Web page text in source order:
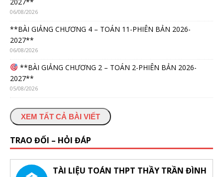
06/08/2026
**BÀI GIẢNG CHƯƠNG 4 – TOÁN 11-PHIÊN BẢN 2026-
2027**
06/08/2026
**BÀI GIẢNG CHƯƠNG 2 – TOÁN 2-PHIÊN BẢN 2026-
2027**
05/08/2026
XEM TẤT CẢ BÀI VIẾT
TRAO ĐỔI – HỎI ĐÁP
TÀI LIỆU TOÁN THPT THẦY TRẦN ĐÌNH